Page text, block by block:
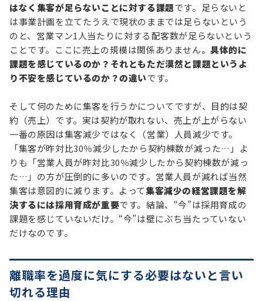
はなく集客が足らないことに対する課題です。足らないと
は事業計画を立てたうえで現状のままでは足らないという
のと、営業マン1人当たりに対する配客数が足らないという
ことです。ここに売上の規模は関係ありません。具体的に
課題を感じているのか？それともただ漠然と課題というよ
り不安を感じているのか？の違いです。
そして何のために集客を行うかについてですが、目的は契
約（売上）です。実は契約が取れない、売上が上がらない
一番の原因は集客減少ではなく（営業）人員減少です。
「集客が昨対比30％減少したから契約棟数が減った…」よ
りも「営業人員が昨対比30％減少したから契約棟数が減っ
た…」の方が圧倒的に多いのです。営業人員が減れば当然
集客は意図的に減ります。よって集客減少の経営課題を解
決するには採用育成が重要です。結論、“今”は採用育成の
課題を感じていないだけ。“今”は壁にぶち当たっていない
だけなのです。
離職率を過度に気にする必要はないと言い
切れる理由